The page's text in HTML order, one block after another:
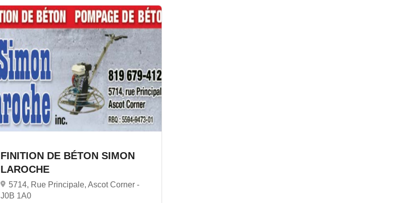
FINITION DE BÉTON SIMON
LAROCHE
5714, Rue Principale, Ascot Corner -
J0B 1A0